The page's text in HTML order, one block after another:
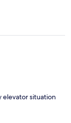
elevator situation